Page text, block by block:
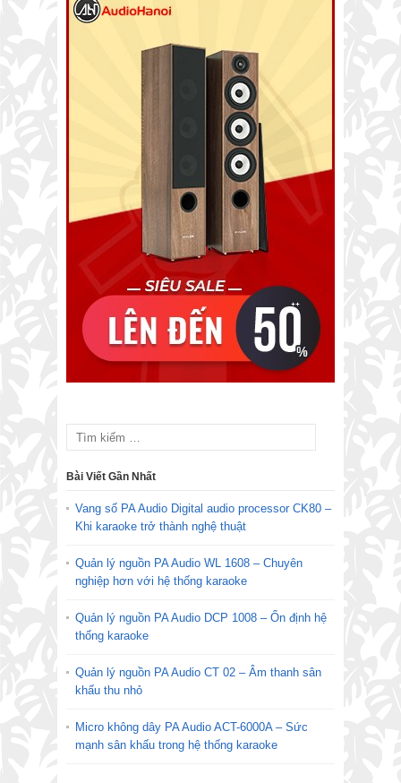
Bài Viết Gần Nhất
Vang số PA Audio Digital audio processor CK80 –
Khi karaoke trở thành nghệ thuật
Quản lý nguồn PA Audio WL 1608 – Chuyên
nghiệp hơn với hệ thống karaoke
Quản lý nguồn PA Audio DCP 1008 – Ổn định hệ
thống karaoke
Quản lý nguồn PA Audio CT 02 – Âm thanh sân
khấu thu nhỏ
Micro không dây PA Audio ACT-6000A – Sức
mạnh sân khấu trong hệ thống karaoke